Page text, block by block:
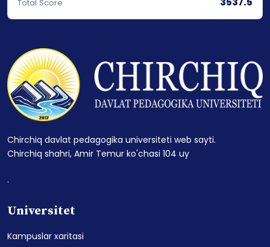
Total Score
Chirchiq davlat pedagogika universiteti web sayti.
Chirchiq shahri, Amir Temur ko'chasi 104 uy
.
Universitet
Kampuslar xaritasi